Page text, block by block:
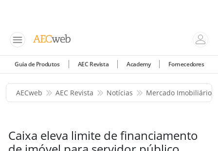
Guia de Produtos AEC Revista Academy Fornecedores
AECweb AEC Revista Notícias Mercado Imobiliário
Caixa eleva limite de financiamento